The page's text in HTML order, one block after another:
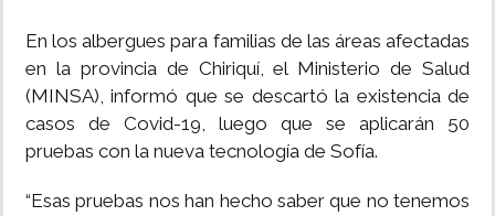
En los albergues para familias de las áreas afectadas
en la provincia de Chiriquí, el Ministerio de Salud
(MINSA), informó que se descartó la existencia de
casos de Covid-19, luego que se aplicarán 50
pruebas con la nueva tecnología de Sofía.
“Esas pruebas nos han hecho saber que no tenemos